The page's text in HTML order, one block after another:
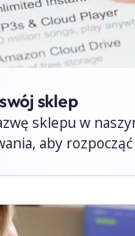
sklep
sklepu w
aby